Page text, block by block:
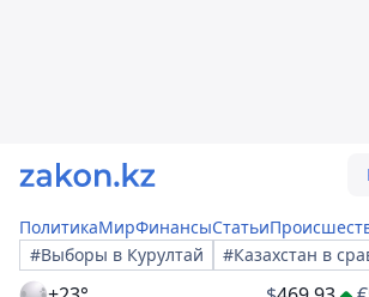
ПолитикаМирФинансыСтатьи
#Выборы в Курултай
#Казахстан в